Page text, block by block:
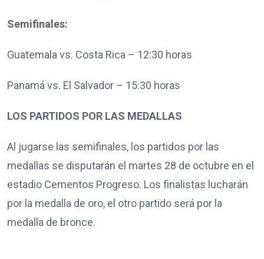
Semifinales:
Guatemala vs. Costa Rica – 12:30 horas
Panamá vs. El Salvador – 15:30 horas
LOS PARTIDOS POR LAS MEDALLAS
Al jugarse las semifinales, los partidos por las
medallas se disputarán el martes 28 de octubre en el
estadio Cementos Progreso. Los finalistas lucharán
por la medalla de oro, el otro partido será por la
medalla de bronce.